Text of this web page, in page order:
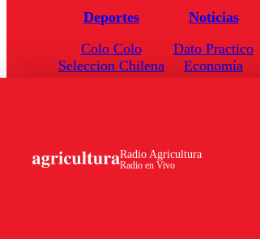
Radio Agricultura
Radio en Vivo
Deportes
Colo Colo
Seleccion Chilena
Noticias
Dato Practico
Economía